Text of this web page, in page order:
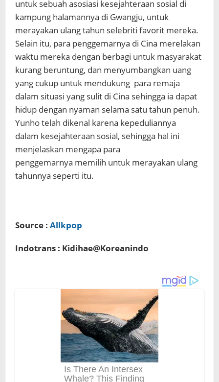
untuk sebuah asosiasi kesejahteraan sosial di
kampung halamannya di Gwangju, untuk
merayakan ulang tahun selebriti favorit mereka.
Selain itu, para penggemarnya di Cina merelakan
waktu mereka dengan berbagi untuk masyarakat
kurang beruntung, dan menyumbangkan uang
yang cukup untuk mendukung para remaja
dalam situasi yang sulit di Cina sehingga ia dapat
hidup dengan nyaman selama satu tahun penuh.
Yunho telah dikenal karena kepeduliannya
dalam kesejahteraan sosial, sehingga hal ini
menjelaskan mengapa para
penggemarnya memilih untuk merayakan ulang
tahunnya seperti itu.
Source : Allkpop
Indotrans : Kidihae@Koreanindo